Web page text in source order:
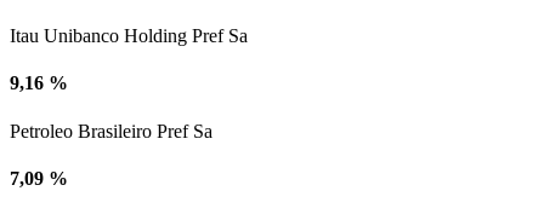
Itau Unibanco Holding Pref Sa
9,16 %
Petroleo Brasileiro Pref Sa
7,09 %